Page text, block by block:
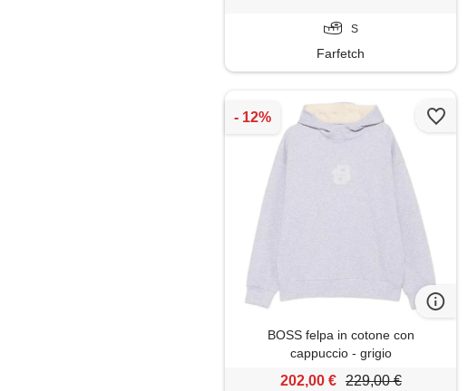
S
Farfetch
BOSS felpa in cotone con
cappuccio - grigio
202,00 € 229,00 €